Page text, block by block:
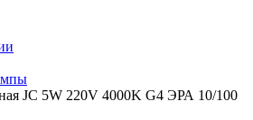
JC 5W 220V 4000K G4 ЭРА 10/100